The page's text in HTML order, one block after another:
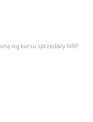
wg kursu sprzedaży NBP